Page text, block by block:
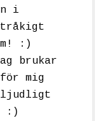
i
:)
brukar
mig
ljudligt
:)